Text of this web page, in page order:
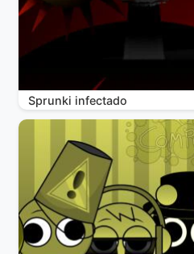
Sprunki infectado